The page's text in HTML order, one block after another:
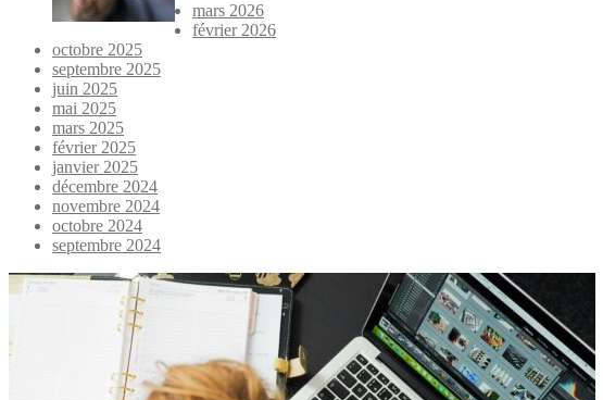
mars 2026
février 2026
octobre 2025
septembre 2025
juin 2025
mai 2025
mars 2025
février 2025
janvier 2025
décembre 2024
novembre 2024
octobre 2024
septembre 2024